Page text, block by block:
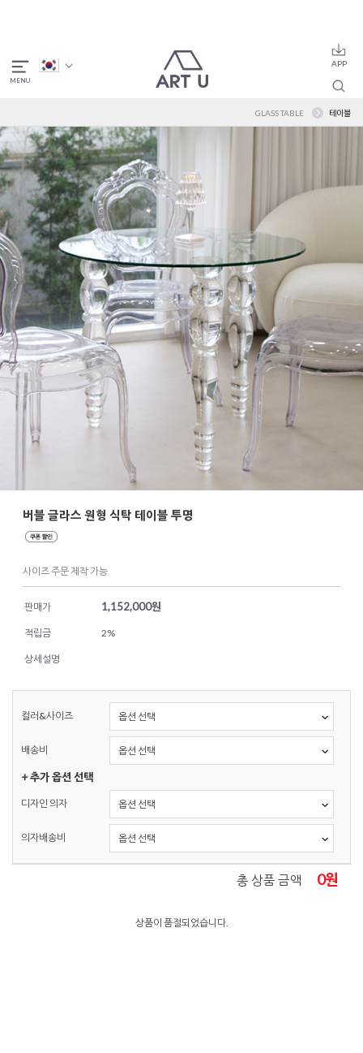
GLASS TABLE 테이블
버블 글라스 원형 식탁 테이블 투명
사이즈 주문 제작 가능
판매가 1,152,000원
적립금 2%
상세설명
컬러&사이즈
배송비
+ 추가 옵션 선택
디자인 의자
의자배송비
총 상품 금액 0원
상품이 품절되었습니다.